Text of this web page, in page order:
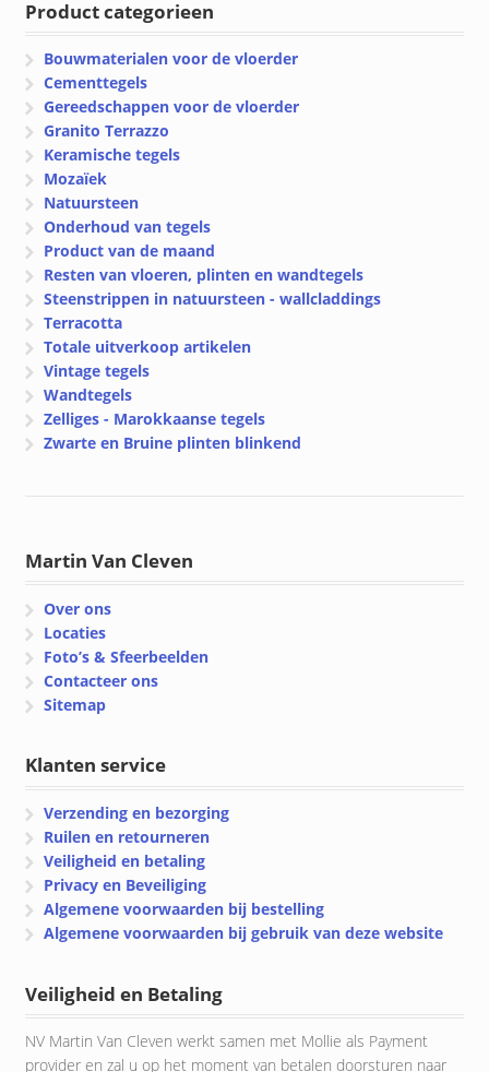
Product categorieen
Bouwmaterialen voor de vloerder
Cementtegels
Gereedschappen voor de vloerder
Granito Terrazzo
Keramische tegels
Mozaïek
Natuursteen
Onderhoud van tegels
Product van de maand
Resten van vloeren, plinten en wandtegels
Steenstrippen in natuursteen - wallcladdings
Terracotta
Totale uitverkoop artikelen
Vintage tegels
Wandtegels
Zelliges - Marokkaanse tegels
Zwarte en Bruine plinten blinkend
Martin Van Cleven
Over ons
Locaties
Foto’s & Sfeerbeelden
Contacteer ons
Sitemap
Klanten service
Verzending en bezorging
Ruilen en retourneren
Veiligheid en betaling
Privacy en Beveiliging
Algemene voorwaarden bij bestelling
Algemene voorwaarden bij gebruik van deze website
Veiligheid en Betaling
NV Martin Van Cleven werkt samen met Mollie als Payment
provider en zal u op het moment van betalen doorsturen naar